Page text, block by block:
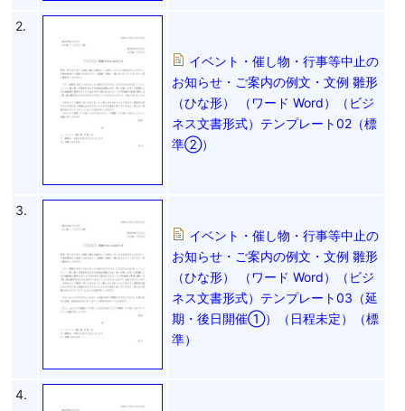
2.
イベント・催し物・行事等中止の
お知らせ・ご案内の例文・文例 雛形
（ひな形） （ワード Word）（ビジ
ネス文書形式）テンプレート02（標
準②）
3.
イベント・催し物・行事等中止の
お知らせ・ご案内の例文・文例 雛形
（ひな形） （ワード Word）（ビジ
ネス文書形式）テンプレート03（延
期・後日開催①）（日程未定）（標
準）
4.